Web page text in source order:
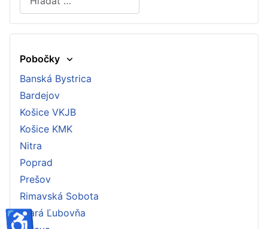
Type 2 or more characters for results.
Pobočky
Banská Bystrica
Bardejov
Košice VKJB
Košice KMK
Nitra
Poprad
Prešov
Rimavská Sobota
Stará Ľubovňa